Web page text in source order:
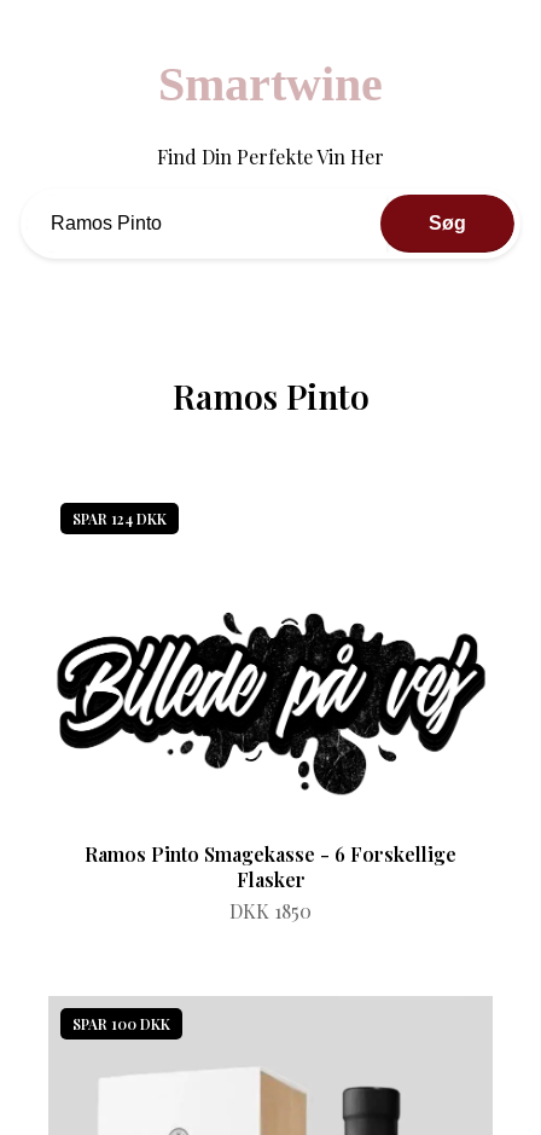
Smartwine
Find Din Perfekte Vin Her
Søg
Ramos Pinto
SPAR 124 DKK
Ramos Pinto Smagekasse - 6 Forskellige
Flasker
DKK 1850
SPAR 100 DKK